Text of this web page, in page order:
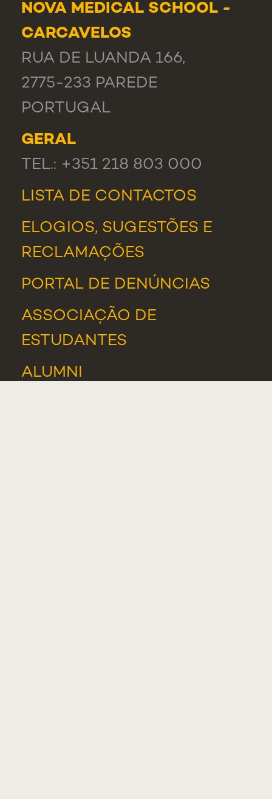
NOVA MEDICAL SCHOOL -
CARCAVELOS
RUA DE LUANDA 166,
2775-233 PAREDE
PORTUGAL
GERAL
TEL.: +351 218 803 000
LISTA DE CONTACTOS
ELOGIOS, SUGESTÕES E
RECLAMAÇÕES
PORTAL DE DENÚNCIAS
ASSOCIAÇÃO DE
ESTUDANTES
ALUMNI